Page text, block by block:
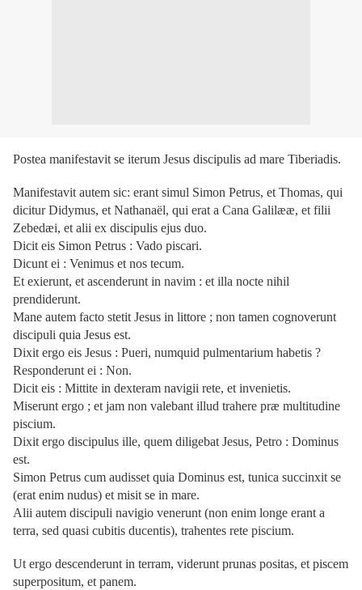
Postea manifestavit se iterum Jesus discipulis ad mare Tiberiadis.
Manifestavit autem sic: erant simul Simon Petrus, et Thomas, qui
dicitur Didymus, et Nathanaël, qui erat a Cana Galilææ, et filii
Zebedæi, et alii ex discipulis ejus duo.
Dicit eis Simon Petrus : Vado piscari.
Dicunt ei : Venimus et nos tecum.
Et exierunt, et ascenderunt in navim : et illa nocte nihil
prendiderunt.
Mane autem facto stetit Jesus in littore ; non tamen cognoverunt
discipuli quia Jesus est.
Dixit ergo eis Jesus : Pueri, numquid pulmentarium habetis ?
Responderunt ei : Non.
Dicit eis : Mittite in dexteram navigii rete, et invenietis.
Miserunt ergo ; et jam non valebant illud trahere præ multitudine
piscium.
Dixit ergo discipulus ille, quem diligebat Jesus, Petro : Dominus
est.
Simon Petrus cum audisset quia Dominus est, tunica succinxit se
(erat enim nudus) et misit se in mare.
Alii autem discipuli navigio venerunt (non enim longe erant a
terra, sed quasi cubitis ducentis), trahentes rete piscium.
Ut ergo descenderunt in terram, viderunt prunas positas, et piscem
superpositum, et panem.